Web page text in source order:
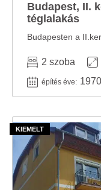
Budapest, II.
téglalakás
2 szoba
építés éve: 1970